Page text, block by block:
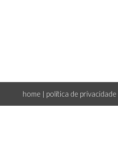
home política de privacidade